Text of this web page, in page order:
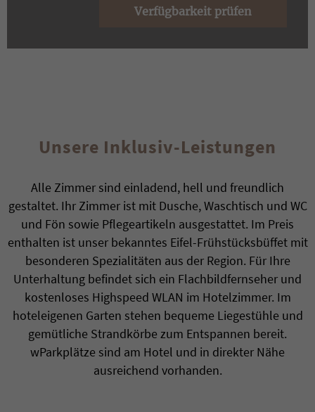
Verfügbarkeit prüfen
Unsere Inklusiv-Leistungen
Alle Zimmer sind einladend, hell und freundlich
gestaltet. Ihr Zimmer ist mit Dusche, Waschtisch und WC
und Fön sowie Pflegeartikeln ausgestattet. Im Preis
enthalten ist unser bekanntes Eifel-Frühstücksbüffet mit
besonderen Spezialitäten aus der Region. Für Ihre
Unterhaltung befindet sich ein Flachbildfernseher und
kostenloses Highspeed WLAN im Hotelzimmer. Im
hoteleigenen Garten stehen bequeme Liegestühle und
gemütliche Strandkörbe zum Entspannen bereit.
wParkplätze sind am Hotel und in direkter Nähe
ausreichend vorhanden.